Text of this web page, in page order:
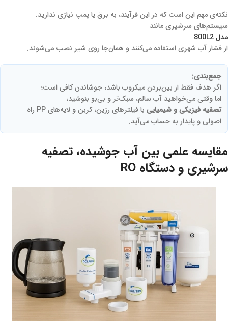
نکته‌ی مهم این است که در این فرآیند، به برق یا پمپ نیازی ندارید.
سیستم‌های سرشیری مانند
مدل 800L2
از فشار آب شهری استفاده می‌کنند و همان‌جا روی شیر نصب می‌شوند.
جمع‌بندی:
اگر هدف فقط از بین‌بردن میکروب باشد، جوشاندن کافی است؛
اما وقتی می‌خواهید آب سالم، سبک‌تر و بی‌بو بنوشید،
تصفیه فیزیکی و شیمیایی
با فیلترهای رزین، کربن و لایه‌های PP راه
اصولی و پایدار به حساب می‌آید.
مقایسه علمی بین آب جوشیده، تصفیه
سرشیری و دستگاه RO